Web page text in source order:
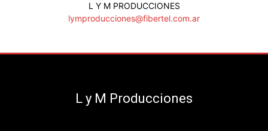
L Y M PRODUCCIONES
lymproducciones@fibertel.com.ar
L y M Producciones